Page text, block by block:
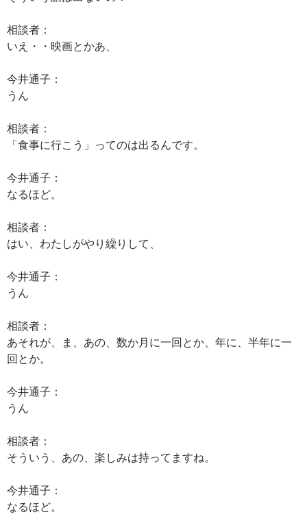
相談者：
いえ・・映画とかあ、
今井通子：
うん
相談者：
「食事に行こう」ってのは出るんです。
今井通子：
なるほど。
相談者：
はい、わたしがやり繰りして、
今井通子：
うん
相談者：
あそれが、ま、あの、数か月に一回とか、年に、半年に一
回とか。
今井通子：
うん
相談者：
そういう、あの、楽しみは持ってますね。
今井通子：
なるほど。